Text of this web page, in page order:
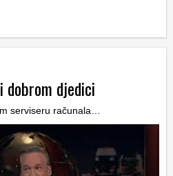
dobrom djedici
serviseru računala…